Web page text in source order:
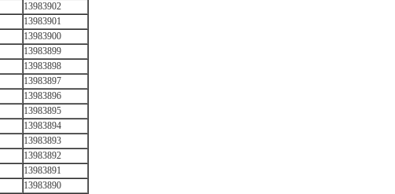
13983902
13983901
13983900
13983899
13983898
13983897
13983896
13983895
13983894
13983893
13983892
13983891
13983890